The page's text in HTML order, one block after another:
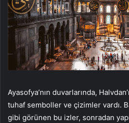
Ayasofya’nın duvarlarında,
tuhaf semboller ve çizimler vardı.
gibi görünen bu izler, sonradan